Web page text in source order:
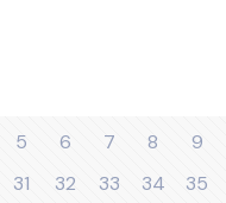
5 6 7 8 9
31 32 33 34 35